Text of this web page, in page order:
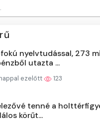
nyelvtudással, 273
utazta ...
ezelőtt 123
tenné a
körűt...